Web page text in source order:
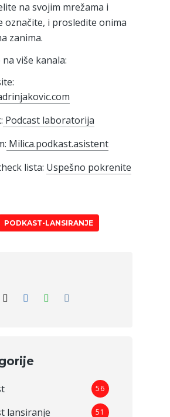
na svojim mrežama i
označite, i prosledite onima
zanima.
više kanala:
Podcast laboratorija
Milica.podkast.asistent
lista: Uspešno pokrenite
PODKAST-LANSIRANJE
56
lansiranje 51